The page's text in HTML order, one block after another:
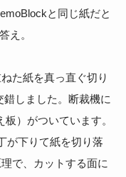
と同じ紙だと
え。
た紙を真っ直ぐ切り
しました。断裁機に
）がついています。
が下りて紙を切り落
で、カットする面に